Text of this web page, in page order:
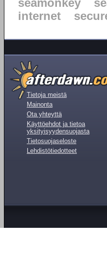
seamonkey
internet
Tietoja meistä
Mainonta
Ota yhteyttä
Käyttöehdot ja tietoa
yksityisyydensuojasta
Tietosuojaseloste
Lehdistötiedotteet